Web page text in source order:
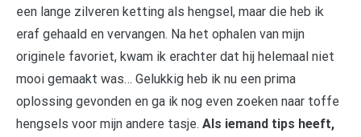
een lange zilveren ketting als hengsel, maar die heb ik
eraf gehaald en vervangen. Na het ophalen van mijn
originele favoriet, kwam ik erachter dat hij helemaal niet
mooi gemaakt was… Gelukkig heb ik nu een prima
oplossing gevonden en ga ik nog even zoeken naar toffe
hengsels voor mijn andere tasje. Als iemand tips heeft,